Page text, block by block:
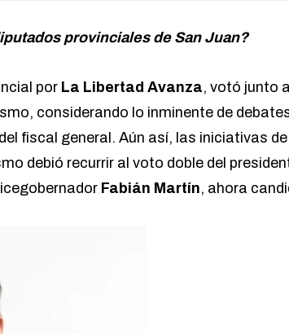
provinciales de San Juan?
por La Libertad Avanza, votó junto
considerando lo inminente de
fiscal general. Aún así, las iniciativas
debió recurrir al voto doble del
Fabián Martín, ahora